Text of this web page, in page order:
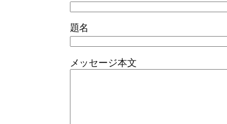
題名
メッセージ本文